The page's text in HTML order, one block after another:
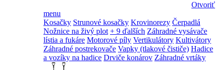
Otvoriť
menu
Kosačky Strunové kosačky Krovinorezy Čerpadlá
Nožnice na živý plot + 9 ďalších Záhradné vysávače
lístia a fukáre Motorové píly Vertikulátory Kultivátory
Záhradné postrekovače Vapky (tlakové čističe) Hadice
a vozíky na hadice Drviče konárov Záhradné vrtáky